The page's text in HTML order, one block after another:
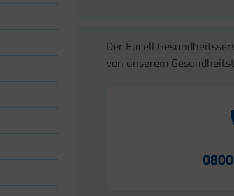
Der Eucell
von unserem